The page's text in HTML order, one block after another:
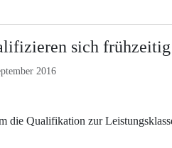
sich
2016
die Qualifikation zur